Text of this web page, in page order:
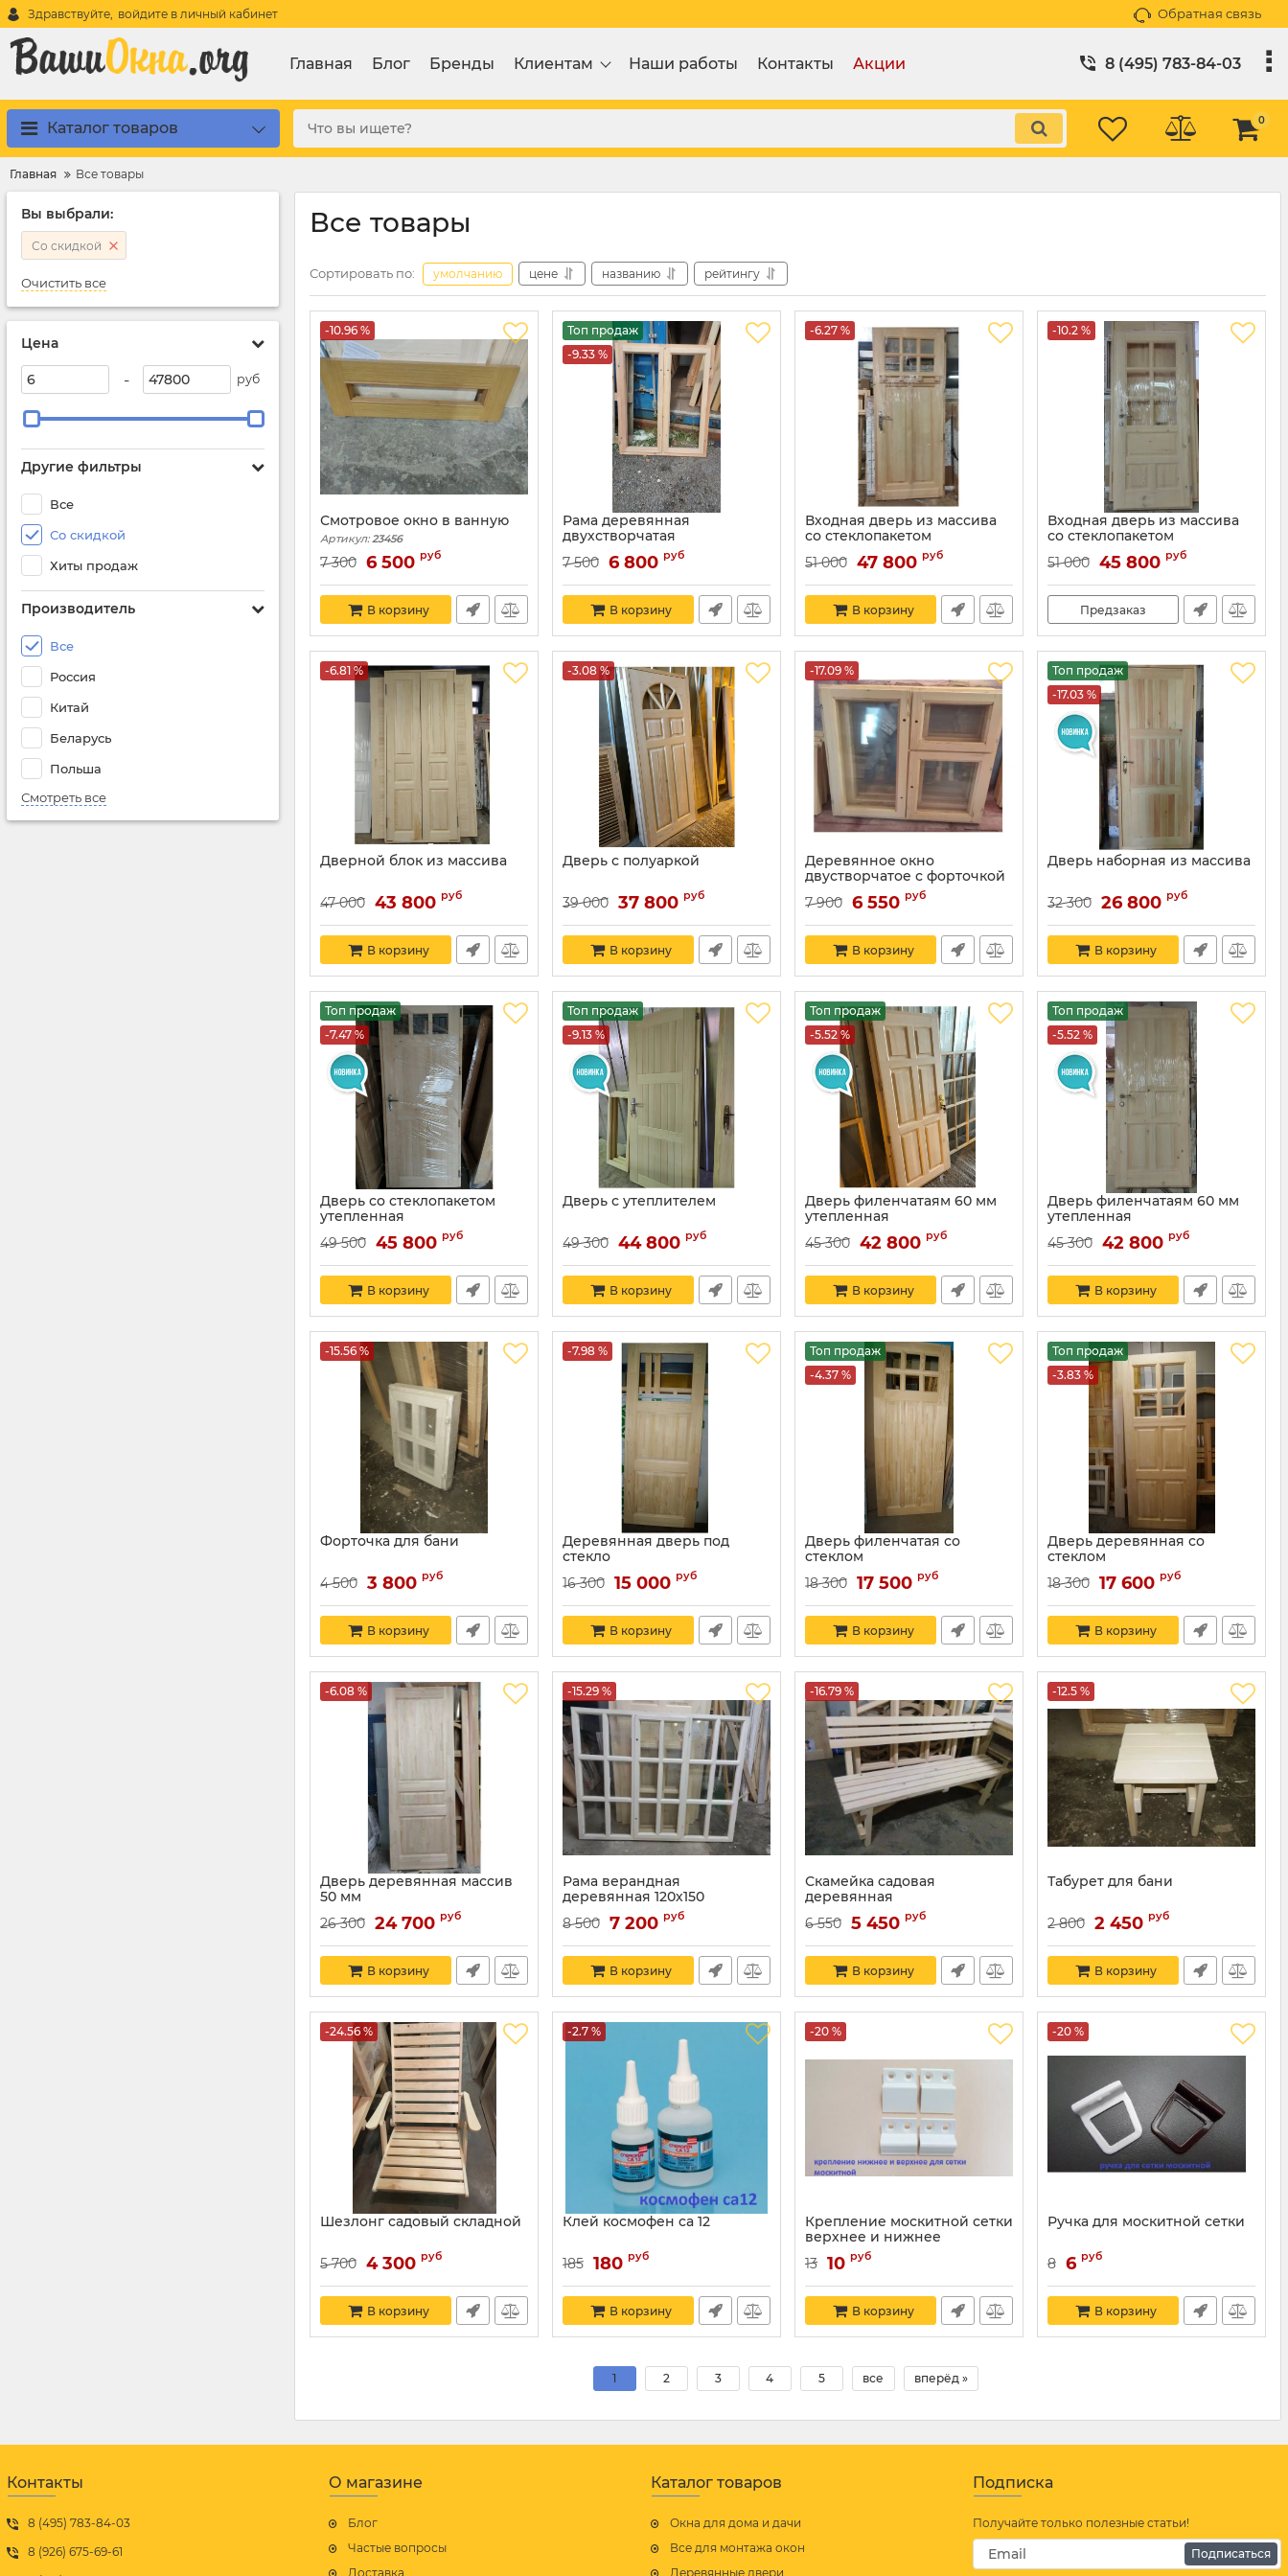
Здравствуйте, войдите в личный кабинет Обратная связь
Главная Блог Бренды Клиентам Наши работы Контакты Акции 8 (495) 783-84-03
Каталог товаров 0
Главная Все товары
Вы выбрали:
Со скидкой
Очистить все
Цена
- руб
Другие фильтры
Все
Со скидкой
Хиты продаж
Производитель
Все
Россия
Китай
Беларусь
Польша
Смотреть все
Все товары
Сортировать по: умолчанию цене названию рейтингу
-10.96 %
Смотровое окно в ванную
Артикул: 23456
7 300 6 500 руб
В корзину
Топ продаж
-9.33 %
Рама деревянная
двухстворчатая
Артикул: 1134
7 500 6 800 руб
В корзину
-6.27 %
Входная дверь из массива
со стеклопакетом
51 000 47 800 руб
В корзину
-10.2 %
Входная дверь из массива
со стеклопакетом
Артикул: 13
51 000 45 800 руб
Предзаказ
-6.81 %
Дверной блок из массива
47 000 43 800 руб
В корзину
-3.08 %
Дверь с полуаркой
39 000 37 800 руб
В корзину
-17.09 %
Деревянное окно
двустворчатое с форточкой
Артикул: Ок 9-9
7 900 6 550 руб
В корзину
Топ продаж
-17.03 %
Дверь наборная из массива
32 300 26 800 руб
В корзину
Топ продаж
-7.47 %
Дверь со стеклопакетом
утепленная
49 500 45 800 руб
В корзину
Топ продаж
-9.13 %
Дверь с утеплителем
49 300 44 800 руб
В корзину
Топ продаж
-5.52 %
Дверь филенчатаям 60 мм
утепленная
45 300 42 800 руб
В корзину
Топ продаж
-5.52 %
Дверь филенчатаям 60 мм
утепленная
45 300 42 800 руб
В корзину
-15.56 %
Форточка для бани
4 500 3 800 руб
В корзину
-7.98 %
Деревянная дверь под
стекло
16 300 15 000 руб
В корзину
Топ продаж
-4.37 %
Дверь филенчатая со
стеклом
18 300 17 500 руб
В корзину
Топ продаж
-3.83 %
Дверь деревянная со
стеклом
18 300 17 600 руб
В корзину
-6.08 %
Дверь деревянная массив
50 мм
26 300 24 700 руб
В корзину
-15.29 %
Рама верандная
деревянная 120х150
8 500 7 200 руб
В корзину
-16.79 %
Скамейка садовая
деревянная
6 550 5 450 руб
В корзину
-12.5 %
Табурет для бани
2 800 2 450 руб
В корзину
-24.56 %
Шезлонг садовый складной
5 700 4 300 руб
В корзину
-2.7 %
Клей космофен ca 12
185 180 руб
В корзину
-20 %
Крепление москитной сетки
верхнее и нижнее
Артикул: 11345
13 10 руб
В корзину
-20 %
Ручка для москитной сетки
8 6 руб
В корзину
1 2 3 4 5 все вперёд »
Контакты
8 (495) 783-84-03
8 (926) 675-69-61
О магазине
Блог
Частые вопросы
Доставка
Каталог товаров
Окна для дома и дачи
Все для монтажа окон
Деревянные двери
Подписка
Получайте только полезные статьи!
Подписаться